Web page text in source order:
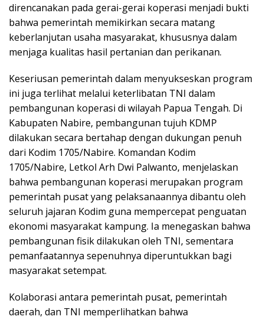
direncanakan pada gerai-gerai koperasi menjadi bukti
bahwa pemerintah memikirkan secara matang
keberlanjutan usaha masyarakat, khususnya dalam
menjaga kualitas hasil pertanian dan perikanan.
Keseriusan pemerintah dalam menyukseskan program
ini juga terlihat melalui keterlibatan TNI dalam
pembangunan koperasi di wilayah Papua Tengah. Di
Kabupaten Nabire, pembangunan tujuh KDMP
dilakukan secara bertahap dengan dukungan penuh
dari Kodim 1705/Nabire. Komandan Kodim
1705/Nabire, Letkol Arh Dwi Palwanto, menjelaskan
bahwa pembangunan koperasi merupakan program
pemerintah pusat yang pelaksanaannya dibantu oleh
seluruh jajaran Kodim guna mempercepat penguatan
ekonomi masyarakat kampung. Ia menegaskan bahwa
pembangunan fisik dilakukan oleh TNI, sementara
pemanfaatannya sepenuhnya diperuntukkan bagi
masyarakat setempat.
Kolaborasi antara pemerintah pusat, pemerintah
daerah, dan TNI memperlihatkan bahwa